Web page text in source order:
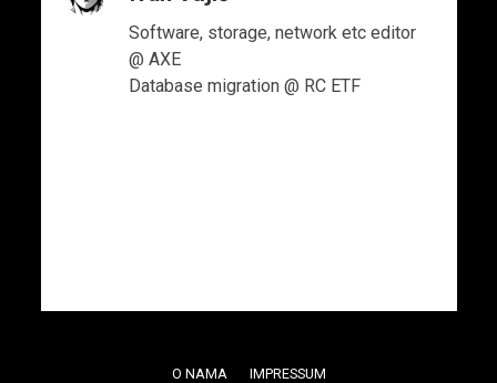
Software, storage, network etc editor
@ AXE
Database migration @ RC ETF
O NAMA IMPRESSUM